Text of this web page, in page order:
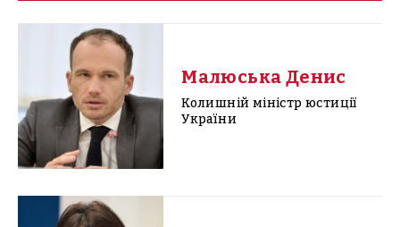
Малюська Денис
Колишній міністр юстиції
України